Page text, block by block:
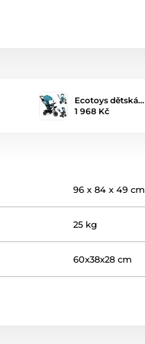
Ecotoys dětská…
1 968 Kč
96 x 84 x 49 cm
25 kg
60x38x28 cm